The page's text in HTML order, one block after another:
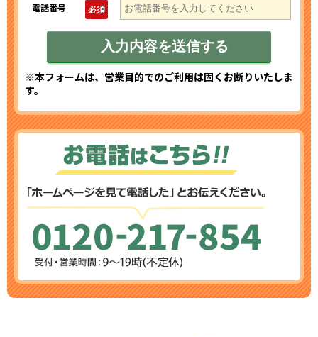
電話番号 必須
※本フォームは、営業目的でのご利用は固くお断りいたしま
す。